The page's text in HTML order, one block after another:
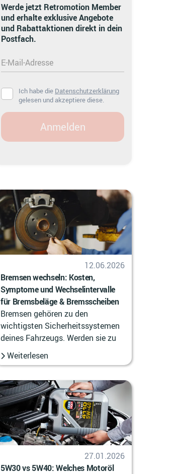
Werde jetzt Retromotion Member
und erhalte exklusive Angebote
und Rabattaktionen direkt in dein
Postfach.
E-Mail-Adresse
Ich habe die Datenschutzerklärung
gelesen und akzeptiere diese.
Anmelden
12.06.2026
Bremsen wechseln: Kosten,
Symptome und Wechselintervalle
für Bremsbeläge & Bremsscheiben
Bremsen gehören zu den
wichtigsten Sicherheitssystemen
deines Fahrzeugs. Werden sie zu
späWeiterlesen
27.01.2026
5W30 vs 5W40: Welches Motoröl